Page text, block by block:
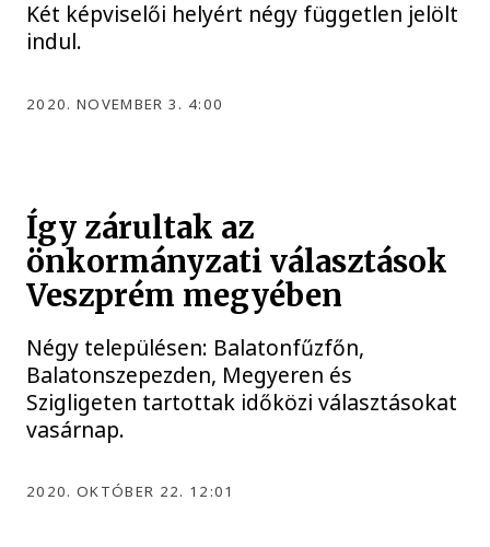
Két képviselői helyért négy független jelölt
indul.
2020. NOVEMBER 3. 4:00
Így zárultak az
önkormányzati választások
Veszprém megyében
Négy településen: Balatonfűzfőn,
Balatonszepezden, Megyeren és
Szigligeten tartottak időközi választásokat
vasárnap.
2020. OKTÓBER 22. 12:01